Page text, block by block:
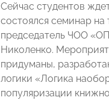
Сейчас студентов
состоялся семинар
председатель ЧОО
Николенко.
придуманы,
логики «Логика
популяризации